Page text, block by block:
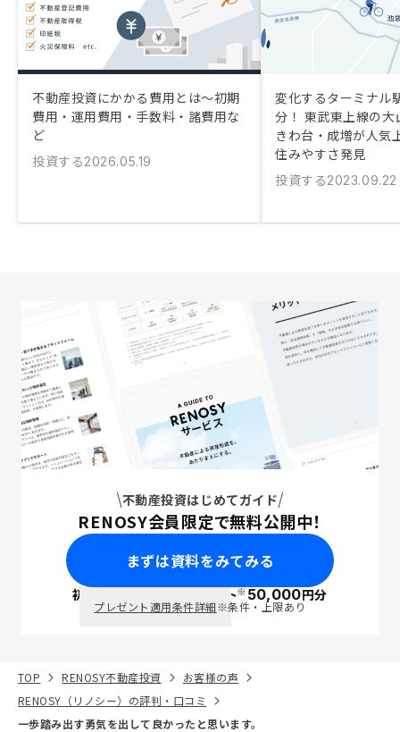
不動産投資にかかる費用とは〜初期
費用・運用費用・手数料・諸費用な
ど
投資する2026.05.19
変化するターミナル
分！ 東武東上線の
きわ台・成増が人気
住みやすさ発見
投資する2023.09.22
不動産投資はじめてガイド
RENOSY会員限定で無料公開中！
まずは資料をみてみる
初回面談で ポイント※50,000円分
プレゼント適用条件詳細※条件・上限あり
TOP RENOSY不動産投資
お客様の声
RENOSY（リノシー）の評判・口コミ
一歩踏み出す勇気を出して良かったと思います。